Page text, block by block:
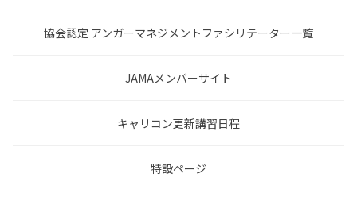
協会認定 アンガーマネジメントファシリテーター一覧
JAMAメンバーサイト
キャリコン更新講習日程
特設ページ